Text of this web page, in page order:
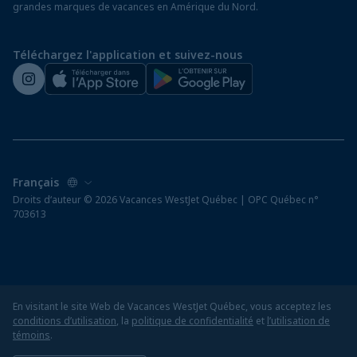
Voyager depuis un aéroport hors Québec
Salle de presse de WestJet
grandes marques de vacances en Amérique du Nord.
Téléchargez l'application et suivez-nous
Droits d‘auteur © 2026 Vacances WestJet Québec | OPC Québec n°
703613
En visitant le site Web de Vacances WestJet Québec, vous acceptez les
conditions d’utilisation, la politique de confidentialité et l’utilisation de
témoins.